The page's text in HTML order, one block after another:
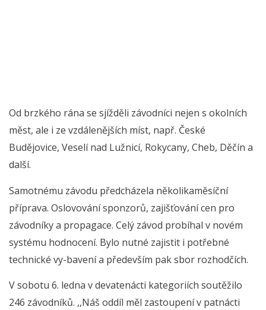
Od brzkého rána se sjížděli závodníci nejen s okolních
měst, ale i ze vzdálenějších míst, např. České
Budějovice, Veselí nad Lužnicí, Rokycany, Cheb, Děčín a
další.
Samotnému závodu předcházela několikaměsíční
příprava. Oslovování sponzorů, zajišťování cen pro
závodníky a propagace. Celý závod probíhal v novém
systému hodnocení. Bylo nutné zajistit i potřebné
technické vy-bavení a především pak sbor rozhodčích.
V sobotu 6. ledna v devatenácti kategoriích soutěžilo
246 závodníků. ,,Náš oddíl měl zastoupení v patnácti